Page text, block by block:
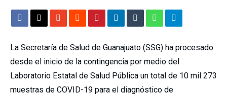
La Secretaría de Salud de Guanajuato (SSG) ha procesado
desde el inicio de la contingencia por medio del
Laboratorio Estatal de Salud Pública un total de 10 mil 273
muestras de COVID-19 para el diagnóstico de